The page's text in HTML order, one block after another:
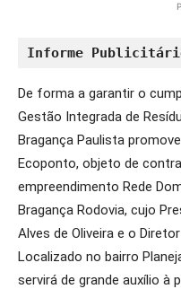
Informe
De forma a garantir o
Gestão Integrada de
Bragança Paulista
Ecoponto, objeto de
empreendimento Rede
Bragança Rodovia, cujo
Alves de Oliveira e o
Localizado no bairro
servirá de grande auxílio à